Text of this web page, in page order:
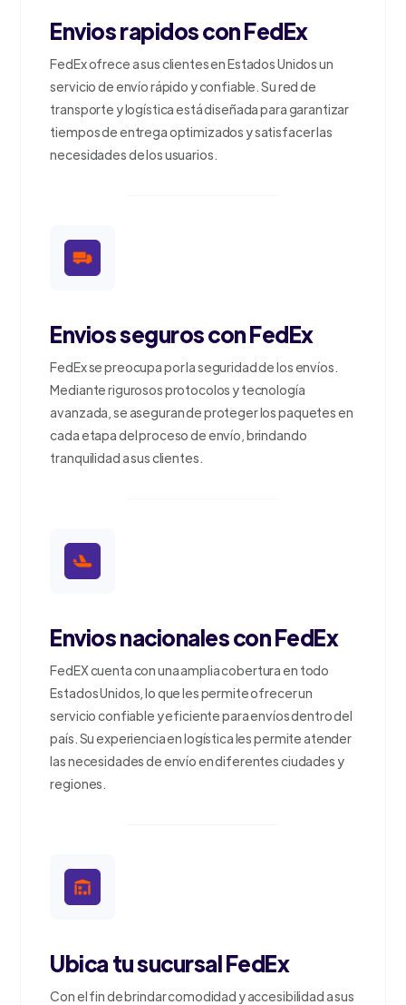
Envios rapidos con FedEx
FedEx ofrece a sus clientes en Estados Unidos un
servicio de envío rápido y confiable. Su red de
transporte y logística está diseñada para garantizar
tiempos de entrega optimizados y satisfacer las
necesidades de los usuarios.
Envios seguros con FedEx
FedEx se preocupa por la seguridad de los envíos.
Mediante rigurosos protocolos y tecnología
avanzada, se aseguran de proteger los paquetes en
cada etapa del proceso de envío, brindando
tranquilidad a sus clientes.
Envios nacionales con FedEx
FedEX cuenta con una amplia cobertura en todo
Estados Unidos, lo que les permite ofrecer un
servicio confiable y eficiente para envíos dentro del
país. Su experiencia en logística les permite atender
las necesidades de envío en diferentes ciudades y
regiones.
Ubica tu sucursal FedEx
Con el fin de brindar comodidad y accesibilidad a sus